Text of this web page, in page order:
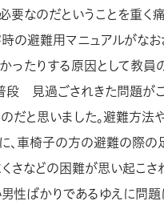
要なのだということを重く
時の避難用マニュアルがなお
ったりする原因として教
段 見過ごされきた問題が
だと思いました。避難方法
、車椅子の方の避難の際の
さなどの困難が思い起こさ
性ばかりであるゆえに問